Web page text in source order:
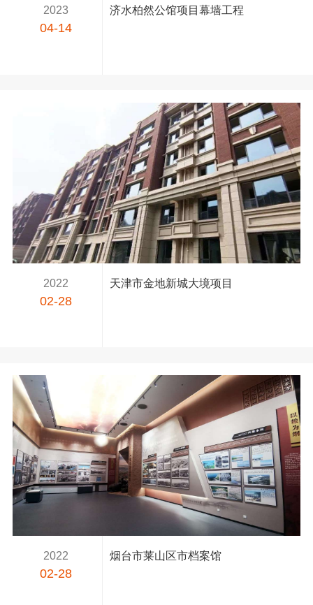
2023
04-14
济水柏然公馆项目幕墙工程
2022
02-28
天津市金地新城大境项目
2022
02-28
烟台市莱山区市档案馆